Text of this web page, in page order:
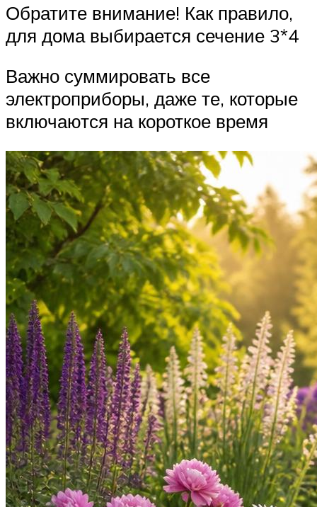
Обратите внимание! Как правило,
для дома выбирается сечение 3*4
Важно суммировать все
электроприборы, даже те, которые
включаются на короткое время